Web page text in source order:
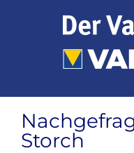
Storch